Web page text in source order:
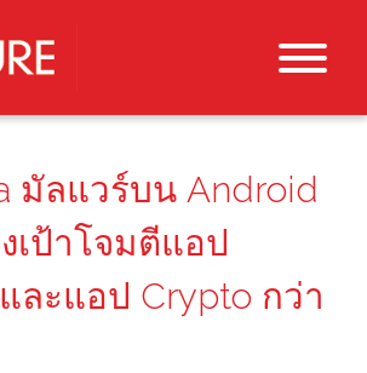
มัลแวร์บน Android
เป้าโจมตีแอป
ละแอป Crypto กว่า